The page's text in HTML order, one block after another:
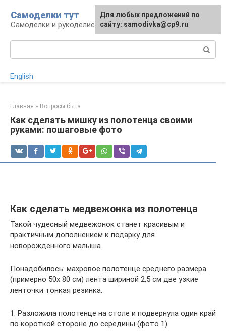
контенту
Самоделки тут
Самоделки и рукоделие для дома и участка
English
Главная » Вопросы быта
Как сделать мишку из полотенца своими
руками: пошаговые фото
Как сделать медвежонка из полотенца
Такой чудесный медвежонок станет красивым и
практичным дополнением к подарку для
новорожденного малыша.
Понадобилось: махровое полотенце среднего размера
(примерно 50х 80 см) лента шириной 2,5 см две узкие
ленточки тонкая резинка.
1. Разложила полотенце на столе и подвернула один край
по короткой стороне до середины (фото 1).
Для любых предложений по
сайту: samodivka@cp9.ru